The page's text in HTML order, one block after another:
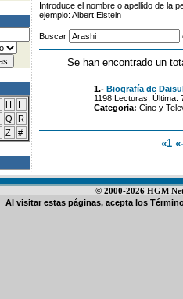
H
I
Q
R
Z #
Introduce el nombre o apellido de la
ejemplo: Albert Eistein
Buscar
Se han encontrado un
1.- Biografía de
1198 Lecturas,
Categoria: Cine y
«1
© 2000-2026 HGM
Al visitar estas páginas, acepta los